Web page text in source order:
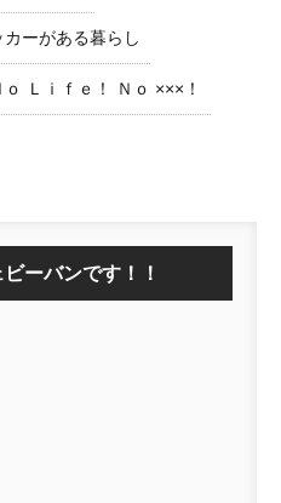
カーがある暮らし
ｏ Ｌｉｆｅ！ Ｎｏ ×××！
ーバンです！！